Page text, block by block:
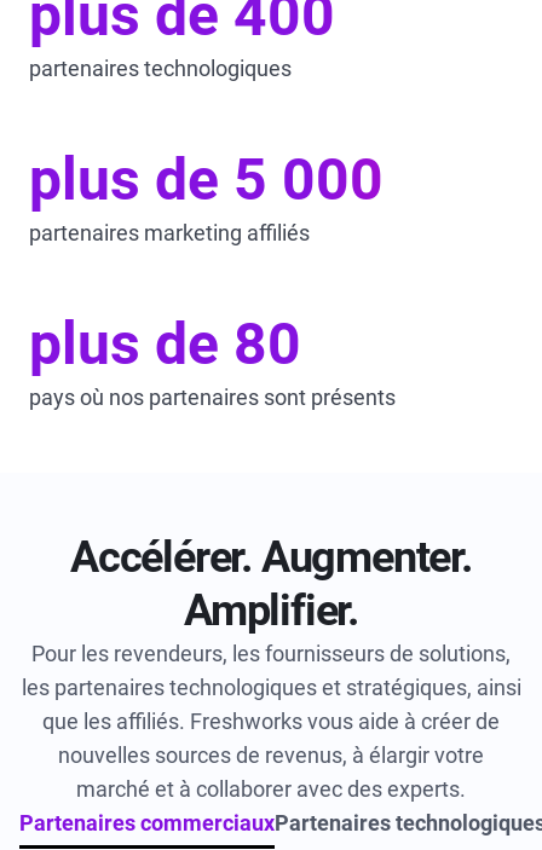
plus de 400
partenaires technologiques
plus de 5 000
partenaires marketing affiliés
plus de 80
pays où nos partenaires sont présents
Accélérer. Augmenter.
Amplifier.
Pour les revendeurs, les fournisseurs de solutions,
les partenaires technologiques et stratégiques, ainsi
que les affiliés. Freshworks vous aide à créer de
nouvelles sources de revenus, à élargir votre
marché et à collaborer avec des experts.
Partenaires commerciauxPartenaires